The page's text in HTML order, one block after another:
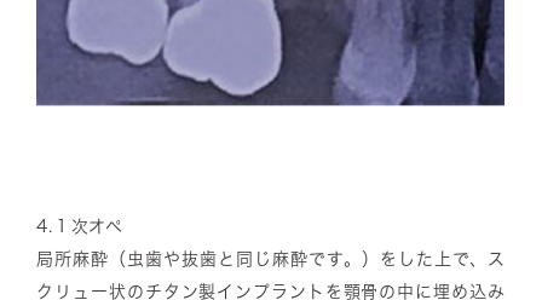
4. １次オペ
局所麻酔（虫歯や抜歯と同じ麻酔です。）をした上で、ス
クリュー状のチタン製インプラントを顎骨の中に埋め込み